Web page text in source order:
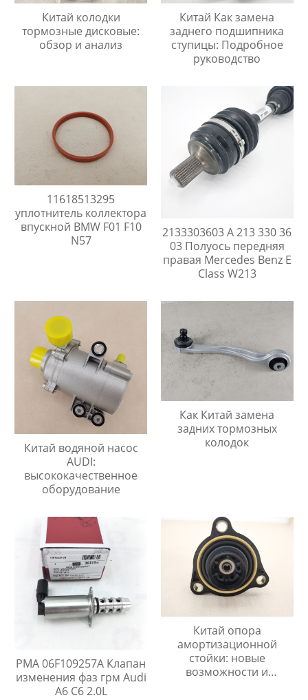
Китай колодки
тормозные дисковые:
обзор и анализ
Китай Как замена
заднего подшипника
ступицы: Подробное
руководство
11618513295
уплотнитель коллектора
впускной BMW F01 F10
N57
2133303603 A 213 330 36
03 Полуось передняя
правая Mercedes Benz E
Class W213
Китай водяной насос
AUDI:
высококачественное
оборудование
Как Китай замена
задних тормозных
колодок
PMA 06F109257A Клапан
изменения фаз грм Audi
A6 C6 2.0L
Китай опора
амортизационной
стойки: новые
возможности и